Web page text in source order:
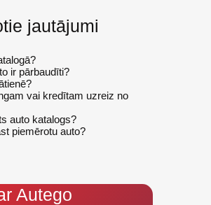
jautājumi
ir pārbaudīti?
vai kredītam uzreiz no
auto katalogs?
piemērotu auto?
Autego